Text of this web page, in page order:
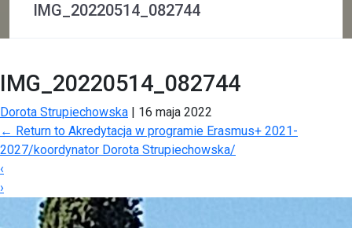
IMG_20220514_082744
IMG_20220514_082744
Dorota Strupiechowska | 16 maja 2022
← Return to Akredytacja w programie Erasmus+ 2021-
2027/koordynator Dorota Strupiechowska/
‹
›